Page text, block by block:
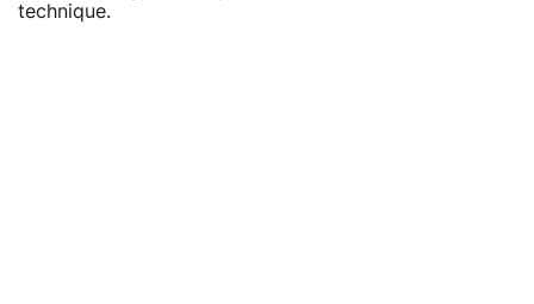
technique.